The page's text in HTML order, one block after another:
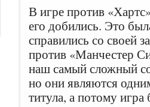
В игре против
его добились. Это
справились со своей
против «Манчестер
наш самый сложный
но они являются
титула, а потому